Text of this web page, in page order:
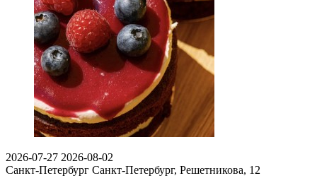
2026-07-27 2026-08-02
Санкт-Петербург Санкт-Петербург, Решетникова, 12